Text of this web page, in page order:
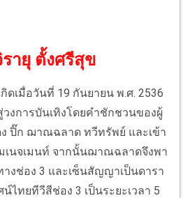
ายุ ตั้งศรีสุข
กิดเมื่อวันที่ 19 กันยายน พ.ศ. 2536
วงการบันเทิงโดยคำชักชวนของผู้
ปิ๊ก ฌาณฉลาด ทวีทรัพย์ และเข้า
เนจเมนท์ จากนั้นฌาณฉลาดจึงพา
างช่อง 3 และเซ็นสัญญาเป็นดารา
ไทยทีวีสีช่อง 3 เป็นระยะเวลา 5